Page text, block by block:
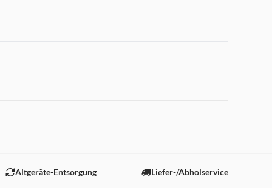
Altgeräte-Entsorgung Liefer-/Abholservice